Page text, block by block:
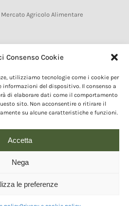
Consenso Cookie
utilizziamo tecnologie come i cookie per
informazioni del dispositivo. Il consenso a
di elaborare dati come il comportamento
sito. Non acconsentire o ritirare il
su alcune caratteristiche e funzioni.
Accetta
Nega
le preferenze
Agricolo Alimentare
IGP
IGP